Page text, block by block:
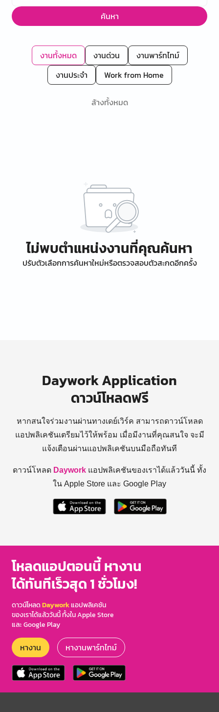
ค้นหา
งานทั้งหมด งานด่วน
งานพาร์ทไทม์
งานประจำ
Work from Home
ล้างทั้งหมด
ไม่พบตำแหน่งงานที่คุณค้นหา
ปรับตัวเลือกการค้นหาใหม่หรือตรวจสอบตัวสะกดอีกครั้ง
Daywork Application
ดาวน์โหลดฟรี
หากสนใจร่วมงานผ่านทางเดย์เวิร์ค สามารถดาวน์โหลด
แอปพลิเคชันเตรียมไว้ให้พร้อม เมื่อมีงานที่คุณสนใจ จะมี
แจ้งเตือนผ่านแอปพลิเคชันบนมือถือทันที
ดาวน์โหลด Daywork แอปพลิเคชันของเราได้แล้ววันนี้ ทั้ง
ใน Apple Store และ Google Play
โหลดแอปตอนนี้ หางาน
ได้ทันทีเร็วสุด 1 ชั่วโมง!
ดาวน์โหลดDayworkแอปพลิเคชัน
ของเราได้แล้ววันนี้ ทั้งใน Apple Store
และ Google Play
หางาน หางานพาร์ทไทม์